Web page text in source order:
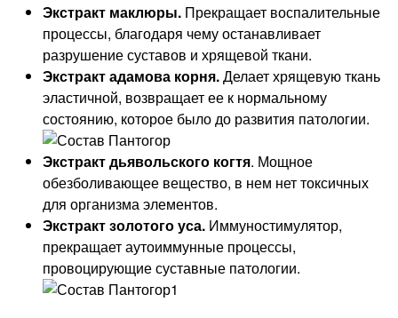
Экстракт маклюры. Прекращает воспалительные
процессы, благодаря чему останавливает
разрушение суставов и хрящевой ткани.
Экстракт адамова корня.Делает хрящевую ткань
эластичной, возвращает ее к нормальному
состоянию, которое было до развития патологии.
Экстракт дьявольского когтя. Мощное
обезболивающее вещество, в нем нет токсичных
для организма элементов.
Экстракт золотого уса. Иммуностимулятор,
прекращает аутоиммунные процессы,
провоцирующие суставные патологии.